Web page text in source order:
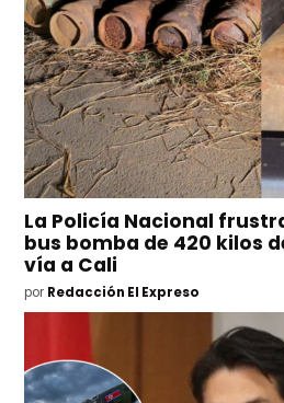
La Policía Nacional
bus bomba de 420 kilos
vía a Cali
por Redacción El Expreso